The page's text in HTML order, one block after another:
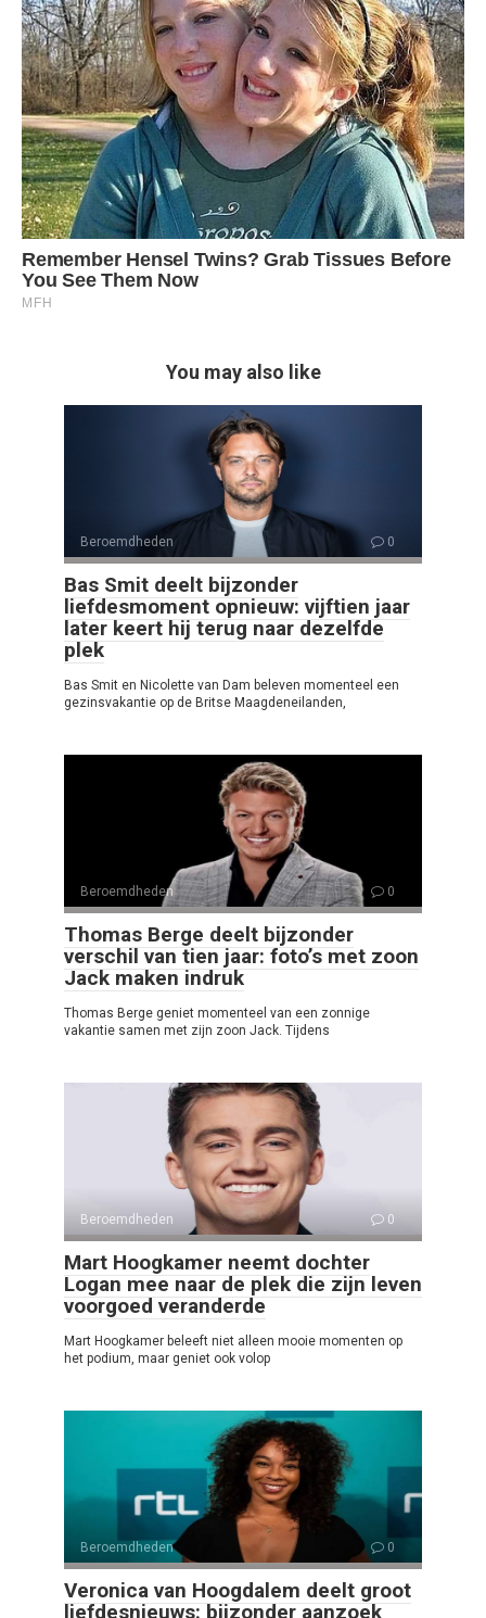
You may also like
Beroemdheden 0
Bas Smit deelt bijzonder
liefdesmoment opnieuw: vijftien jaar
later keert hij terug naar dezelfde
plek
Bas Smit en Nicolette van Dam beleven momenteel een
gezinsvakantie op de Britse Maagdeneilanden,
Beroemdheden 0
Thomas Berge deelt bijzonder
verschil van tien jaar: foto’s met zoon
Jack maken indruk
Thomas Berge geniet momenteel van een zonnige
vakantie samen met zijn zoon Jack. Tijdens
Beroemdheden 0
Mart Hoogkamer neemt dochter
Logan mee naar de plek die zijn leven
voorgoed veranderde
Mart Hoogkamer beleeft niet alleen mooie momenten op
het podium, maar geniet ook volop
Beroemdheden 0
Veronica van Hoogdalem deelt groot
liefdesnieuws: bijzonder aanzoek